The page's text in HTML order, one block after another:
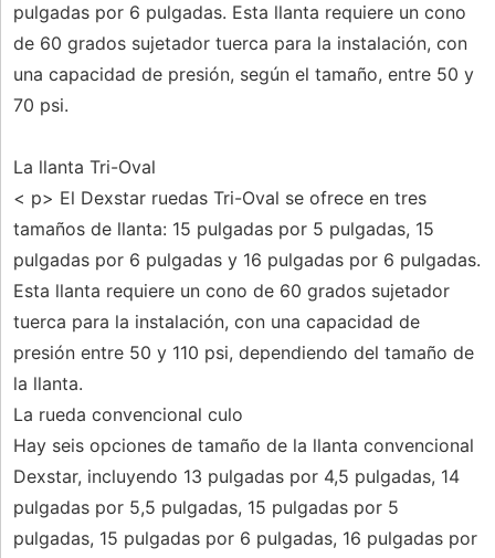
pulgadas por 6 pulgadas. Esta llanta requiere un cono
de 60 grados sujetador tuerca para la instalación, con
una capacidad de presión, según el tamaño, entre 50 y
70 psi.
La llanta Tri-Oval
< p> El Dexstar ruedas Tri-Oval se ofrece en tres
tamaños de llanta: 15 pulgadas por 5 pulgadas, 15
pulgadas por 6 pulgadas y 16 pulgadas por 6 pulgadas.
Esta llanta requiere un cono de 60 grados sujetador
tuerca para la instalación, con una capacidad de
presión entre 50 y 110 psi, dependiendo del tamaño de
la llanta.
La rueda convencional culo
Hay seis opciones de tamaño de la llanta convencional
Dexstar, incluyendo 13 pulgadas por 4,5 pulgadas, 14
pulgadas por 5,5 pulgadas, 15 pulgadas por 5
pulgadas, 15 pulgadas por 6 pulgadas, 16 pulgadas por